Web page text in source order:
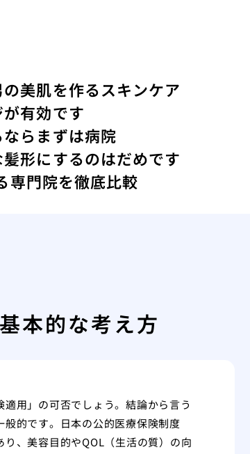
の美肌を作るスキンケア
有効です
らまずは病院
形にするのはだめです
専門院を徹底比較
本的な考え方
用」の可否でしょう。結論から言う
的です。日本の公的医療保険制度
、美容目的やQOL（生活の質）の向